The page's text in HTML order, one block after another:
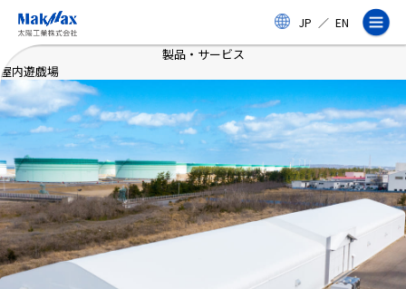
コ
ン
テ
ン
に
ス
キ
ッ
プ
JP ／ EN
企業情報
事業紹介
製品・サービス
製品・サービス
屋内遊戯場